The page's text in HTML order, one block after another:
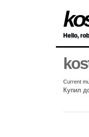
Hello,
Current
Купил